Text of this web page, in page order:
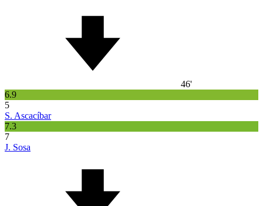
46'
6.9
5
S. Ascacíbar
7.3
7
J. Sosa